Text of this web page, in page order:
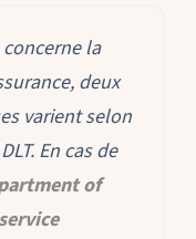
la
deux
varient selon
En cas de
of
service